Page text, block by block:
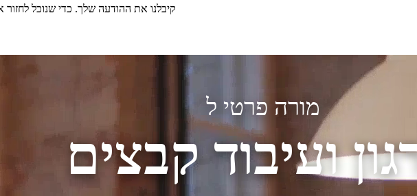
קיבלנו את ההודעה שלך. כדי שנוכל
מורה פרטי ל
ועיבוד קבצים